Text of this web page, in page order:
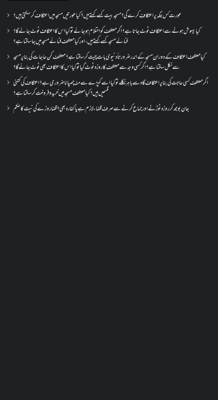
عورت کس جگہ پر اعتکاف کرے گی؟مسجد بیت کسے کہتے ہیں؟کیا عورتیں مسجد میں اعتکاف کر سکتی ہیں؟
کیا بیہوش ہونے سے اعتکاف ٹوٹ جاتا ہے؟ اگر معتکف کو احتلام ہو جائے تو کیا اس کا اعتکاف ٹوٹ جائے گا؟
فنائے مسجد کسے کہتے ہیں ، اور کیا معتکف فنائے مسجد میں جا سکتا ہے؟
کیا معتکف اعتکاف کے دوران مسجد کے اندر ضرورتاً دنیوی بات چیت کر سکتا ہے؟معتکف کن حاجات کی بنا پر مسجد
سے نکل سکتا ہے؟ اگر کسی وجہ سے معتکف کا روزہ ٹوٹ گیا تو کیا اس کا اعتکاف بھی ٹوٹ جائے گا؟
اگر معتکف کسی حاجت کی بنا پر اعتکاف گاہ سے باہر نکلے تو کیا اسے کپڑے سے منہ چھپانا ضروری ہے؟اعتکاف کی کتنی
قسمیں ہیں؟کیا معتکف مسجد میں خرید و فروخت کر سکتا ہے؟
جان بوجھ کر روزہ ٹوڑنے اور جماع کرنے سے صرف قضاء لازم ہے یا کفارہ بھی؟ قضا روزے کی نیت کا حکم